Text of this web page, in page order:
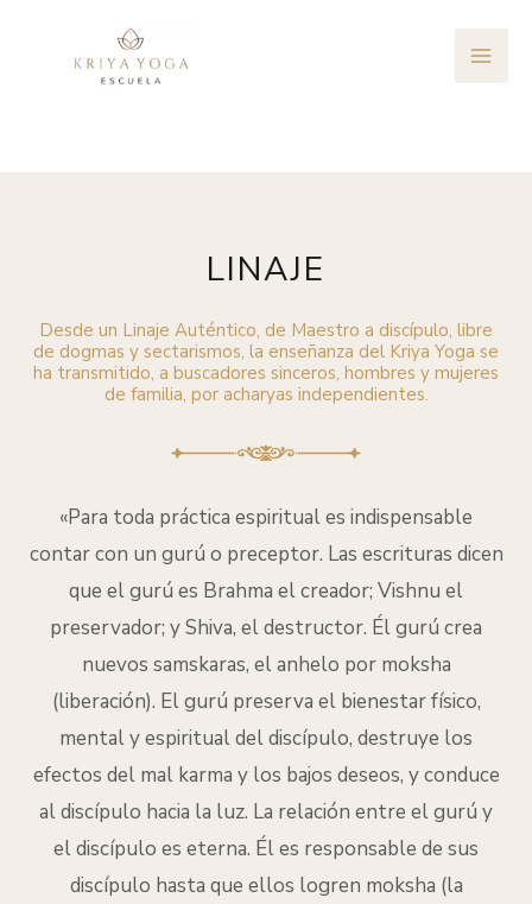
LINAJE
Desde un Linaje Auténtico, de Maestro a discípulo, libre
de dogmas y sectarismos, la enseñanza del Kriya Yoga se
ha transmitido, a buscadores sinceros, hombres y mujeres
de familia, por acharyas independientes.
«Para toda práctica espiritual es indispensable
contar con un gurú o preceptor. Las escrituras dicen
que el gurú es Brahma el creador; Vishnu el
preservador; y Shiva, el destructor. Él gurú crea
nuevos samskaras, el anhelo por moksha
(liberación). El gurú preserva el bienestar físico,
mental y espiritual del discípulo, destruye los
efectos del mal karma y los bajos deseos, y conduce
al discípulo hacia la luz. La relación entre el gurú y
el discípulo es eterna. Él es responsable de sus
discípulo hasta que ellos logren moksha (la